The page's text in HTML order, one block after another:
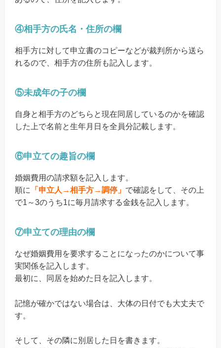
④相手方の氏名・住所の欄
相手方に対して申立書のコピーなどが裁判所から送ら
れるので、相手方の住所も記入します。
⑤未成年の子の欄
自身と相手方のどちらと現在同居しているのかを確認
した上で名前と生年月日を全員分記載します。
⑥申立ての趣旨の欄
婚姻費用の請求額を記入します。
順に
「申立人→相手方→調停」 で確認をして、その上
で1～3のうち1に毎月請求する金銭を記入します。
⑦申立ての理由の欄
なぜ婚姻費用を要求することになったのかについて事
実関係を記入します。
最初に、同居を始めた日を記入します。
記憶が確かではない場合は、大体の日付でも大丈夫で
す。
そして、その隣に別居した日を書きます。